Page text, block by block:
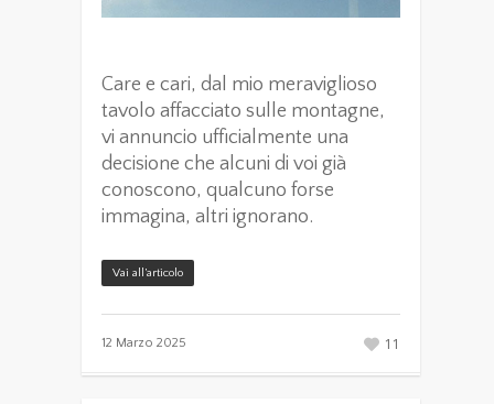
Care e cari, dal mio meraviglioso
tavolo affacciato sulle montagne,
vi annuncio ufficialmente una
decisione che alcuni di voi già
conoscono, qualcuno forse
immagina, altri ignorano.
Vai all’articolo
12 Marzo 2025 11